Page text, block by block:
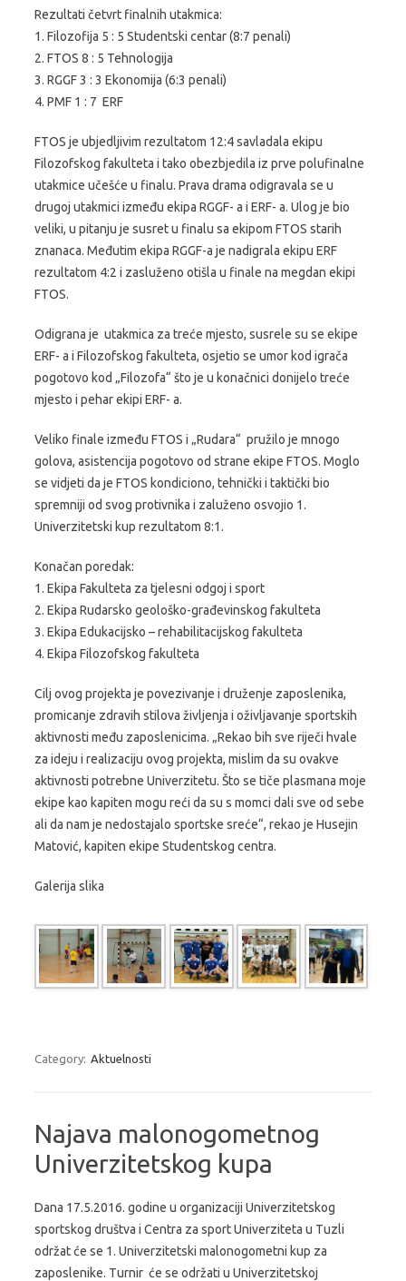
Rezultati četvrt finalnih utakmica:
1. Filozofija 5 : 5 Studentski centar (8:7 penali)
2. FTOS 8 : 5 Tehnologija
3. RGGF 3 : 3 Ekonomija (6:3 penali)
4. PMF 1 : 7 ERF
FTOS je ubjedljivim rezultatom 12:4 savladala ekipu
Filozofskog fakulteta i tako obezbjedila iz prve polufinalne
utakmice učešće u finalu. Prava drama odigravala se u
drugoj utakmici između ekipa RGGF- a i ERF- a. Ulog je bio
veliki, u pitanju je susret u finalu sa ekipom FTOS starih
znanaca. Međutim ekipa RGGF-a je nadigrala ekipu ERF
rezultatom 4:2 i zasluženo otišla u finale na megdan ekipi
FTOS.
Odigrana je utakmica za treće mjesto, susrele su se ekipe
ERF- a i Filozofskog fakulteta, osjetio se umor kod igrača
pogotovo kod „Filozofa“ što je u konačnici donijelo treće
mjesto i pehar ekipi ERF- a.
Veliko finale između FTOS i „Rudara“ pružilo je mnogo
golova, asistencija pogotovo od strane ekipe FTOS. Moglo
se vidjeti da je FTOS kondiciono, tehnički i taktički bio
spremniji od svog protivnika i zaluženo osvojio 1.
Univerzitetski kup rezultatom 8:1.
Konačan poredak:
1. Ekipa Fakulteta za tjelesni odgoj i sport
2. Ekipa Rudarsko geološko-građevinskog fakulteta
3. Ekipa Edukacijsko – rehabilitacijskog fakulteta
4. Ekipa Filozofskog fakulteta
Cilj ovog projekta je povezivanje i druženje zaposlenika,
promicanje zdravih stilova življenja i oživljavanje sportskih
aktivnosti među zaposlenicima. „Rekao bih sve riječi hvale
za ideju i realizaciju ovog projekta, mislim da su ovakve
aktivnosti potrebne Univerzitetu. Što se tiče plasmana moje
ekipe kao kapiten mogu reći da su s momci dali sve od sebe
ali da nam je nedostajalo sportske sreće“, rekao je Husejin
Matović, kapiten ekipe Studentskog centra.
Galerija slika
Category: Aktuelnosti
Najava malonogometnog
Univerzitetskog kupa
Dana 17.5.2016. godine u organizaciji Univerzitetskog
sportskog društva i Centra za sport Univerziteta u Tuzli
održat će se 1. Univerzitetski malonogometni kup za
zaposlenike. Turnir će se održati u Univerzitetskoj